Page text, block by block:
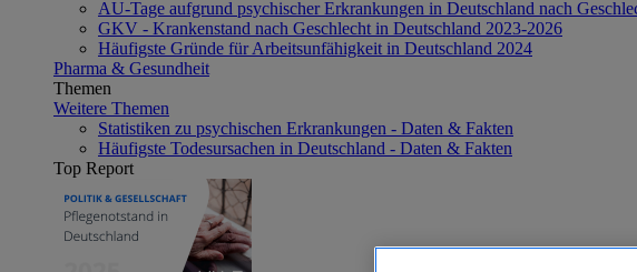
AU-Tage aufgrund psychischer Erkrankungen in Deutschland nach
GKV - Krankenstand nach Geschlecht in Deutschland 2023-2026
Häufigste Gründe für Arbeitsunfähigkeit in Deutschland 2024
Pharma & Gesundheit
Themen
Weitere Themen
Statistiken zu psychischen Erkrankungen - Daten & Fakten
Häufigste Todesursachen in Deutschland - Daten & Fakten
Top Report